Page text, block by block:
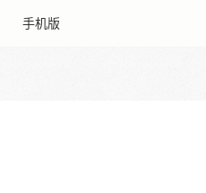
手机版